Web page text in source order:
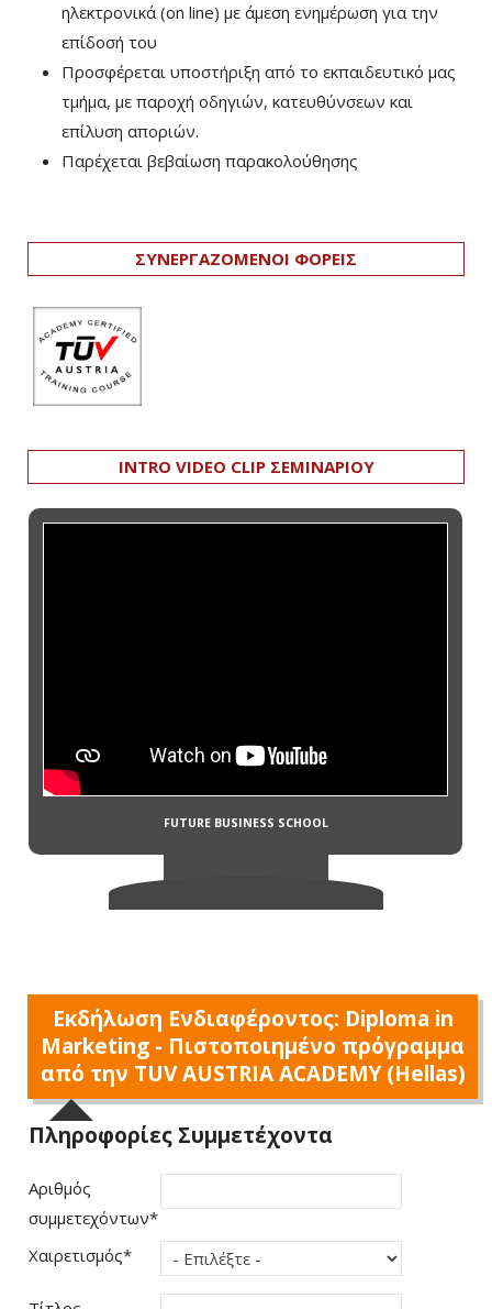
ηλεκτρονικά (on line) με άμεση ενημέρωση για την
επίδοσή του
Προσφέρεται υποστήριξη από το εκπαιδευτικό μας
τμήμα, με παροχή οδηγιών, κατευθύνσεων και
επίλυση αποριών.
Παρέχεται βεβαίωση παρακολούθησης
ΣΥΝΕΡΓΑΖΟΜΕΝΟΙ ΦΟΡΕΙΣ
INTRO VIDEO CLIP ΣΕΜΙΝΑΡΙΟΥ
Εκδήλωση Ενδιαφέροντος: Diploma in
Marketing - Πιστοποιημένο πρόγραμμα
από την TUV AUSTRIA ACADEMY (Hellas)
Πληροφορίες Συμμετέχοντα
Αριθμός
συμμετεχόντων*
Χαιρετισμός*